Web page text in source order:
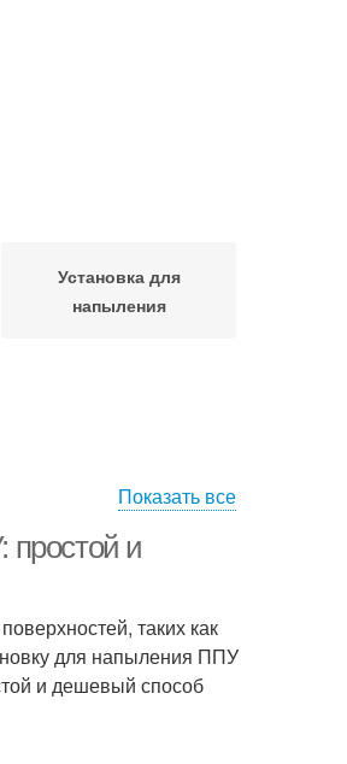
Установка для
напыления
Показать все
простой и
таких как
для напыления ППУ
и дешевый способ